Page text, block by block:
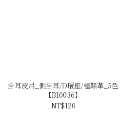
掛耳皮片_側掛耳/D環座/植鞣革_5色
【B10036】
NT$120